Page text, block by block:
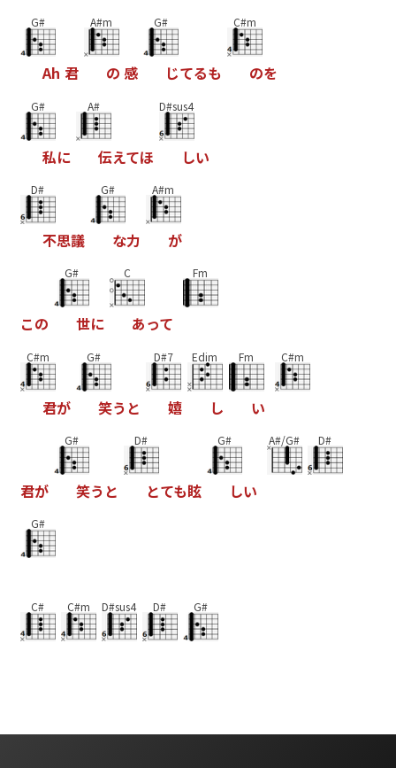
G#
Ah 君
A#m
の 感
G#
じてるも
C#m
のを
G#
私に
A#
伝えてほ
D#sus4
しい
D#
不思議
G#
な力
A#m
が
この
G#
世に
C
あって
Fm
C#m
君が
G#
笑う と
D#7
嬉
Edim
し
Fm
い
C#m
君が
G#
笑う と
D#
とても眩
G#
しい
A#/G# D#
G#
C# C#m D#sus4 D# G#